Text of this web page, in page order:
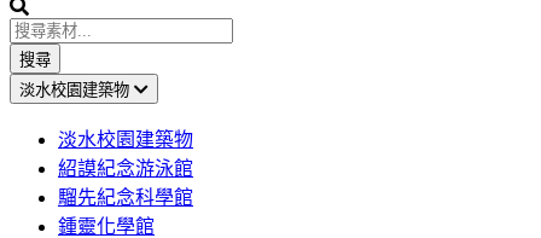
Search
搜尋
淡水校園建築物
淡水校園建築物
紹謨紀念游泳館
騮先紀念科學館
鍾靈化學館